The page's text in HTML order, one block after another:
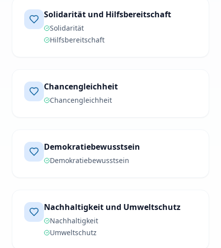
Solidarität und Hilfsbereitschaft
Solidarität
Hilfsbereitschaft
Chancengleichheit
Chancengleichheit
Demokratiebewusstsein
Demokratiebewusstsein
Nachhaltigkeit und Umweltschutz
Nachhaltigkeit
Umweltschutz